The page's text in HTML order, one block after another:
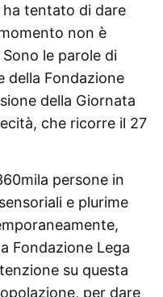
ha tentato di dare
non è
le parole di
della Fondazione
della Giornata
che ricorre il 27
persone in
e plurime
Fondazione Lega
su questa
per dare